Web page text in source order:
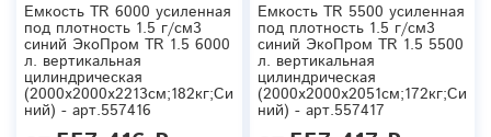
Емкость TR 6000 усиленная
под плотность 1.5 г/см3
синий ЭкоПром TR 1.5 6000
л. вертикальная
цилиндрическая
(2000x2000x2213см;182кг;Си
ний) - арт.557416
Емкость TR 5500 усиленная
под плотность 1.5 г/см3
синий ЭкоПром TR 1.5 5500
л. вертикальная
цилиндрическая
(2000x2000x2051см;172кг;Си
ний) - арт.557417